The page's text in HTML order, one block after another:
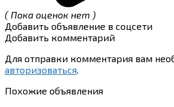
( Пока оценок нет )
Добавить объявление в соцсети
Добавить комментарий
Для отправки комментария вам
авторизоваться.
Похожие объявления